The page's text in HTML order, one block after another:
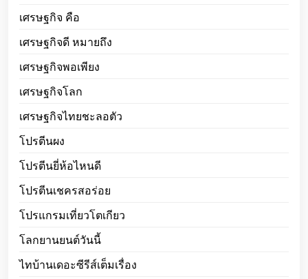
เศรษฐกิจ คือ
เศรษฐกิจดี หมายถึง
เศรษฐกิจพอเพียง
เศรษฐกิจโลก
เศรษฐกิจไทยชะลอตัว
โปรตีนผง
โปรตีนยี่ห้อไหนดี
โปรตีนเชครสอร่อย
โปรแกรมเที่ยวโตเกียว
โลกยานยนต์วันนี้
ไทบ้านเดอะซีรีส์เต็มเรื่อง